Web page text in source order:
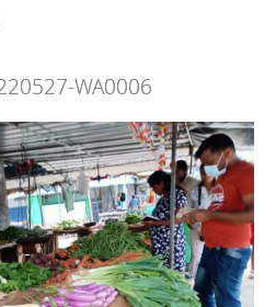
WA0006